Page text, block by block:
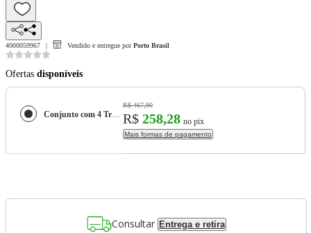
4000059967 Vendido e entregue por Porto Brasil
Ofertas disponíveis
Conjunto com 4 Travessas Oval Clay 30x20cm
R$ 467,90
R$ 258,28 no pix
Mais formas de pagamento
Consultar Entrega e retira